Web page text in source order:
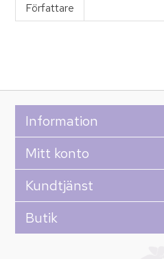
Författare
Information
Mitt konto
Kundtjänst
Butik